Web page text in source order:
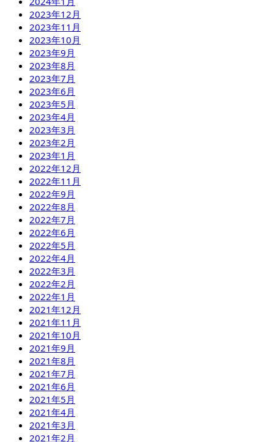
2023年12月
2023年11月
2023年10月
2023年9月
2023年8月
2023年7月
2023年6月
2023年5月
2023年4月
2023年3月
2023年2月
2023年1月
2022年12月
2022年11月
2022年9月
2022年8月
2022年7月
2022年6月
2022年5月
2022年4月
2022年3月
2022年2月
2022年1月
2021年12月
2021年11月
2021年10月
2021年9月
2021年8月
2021年7月
2021年6月
2021年5月
2021年4月
2021年3月
2021年2月